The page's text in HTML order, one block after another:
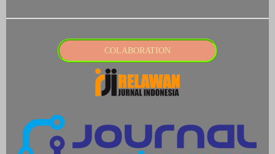
COLABORATION